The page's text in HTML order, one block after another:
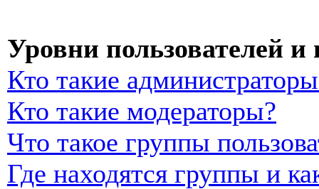
Уровни пользователей
Кто такие
Кто такие модераторы?
Что такое группы
Где находятся группы и